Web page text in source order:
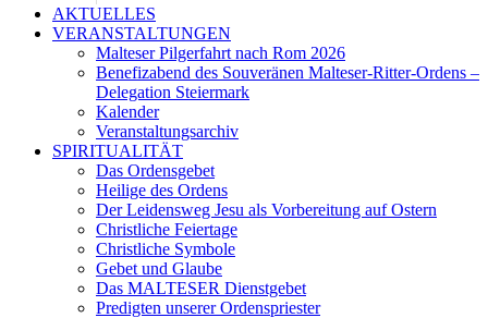
AKTUELLES
VERANSTALTUNGEN
Malteser Pilgerfahrt nach Rom 2026
Benefizabend des Souveränen Malteser-Ritter-Ordens –
Delegation Steiermark
Kalender
Veranstaltungsarchiv
SPIRITUALITÄT
Das Ordensgebet
Heilige des Ordens
Der Leidensweg Jesu als Vorbereitung auf Ostern
Christliche Feiertage
Christliche Symbole
Gebet und Glaube
Das MALTESER Dienstgebet
Predigten unserer Ordenspriester